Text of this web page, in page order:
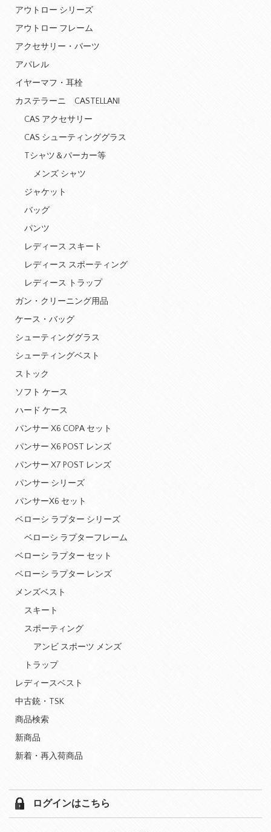
アウトロー シリーズ
アウトロー フレーム
アクセサリー・パーツ
アパレル
イヤーマフ・耳栓
カステラーニ CASTELLANI
CAS アクセサリー
CAS シューティンググラス
Tシャツ＆パーカー等
メンズ シャツ
ジャケット
バッグ
パンツ
レディース スキート
レディース スポーティング
レディース トラップ
ガン・クリーニング用品
ケース・バッグ
シューティンググラス
シューティングベスト
ストック
ソフト ケース
ハード ケース
パンサー X6 COPA セット
パンサー X6 POST レンズ
パンサー X7 POST レンズ
パンサー シリーズ
パンサーX6 セット
ベローシ ラプター シリーズ
ベローシ ラプターフレーム
ベローシ ラプター セット
ベローシ ラプター レンズ
メンズベスト
スキート
スポーティング
アンビ スポーツ メンズ
トラップ
レディースベスト
中古銃・TSK
商品検索
新商品
新着・再入荷商品
ログインはこちら